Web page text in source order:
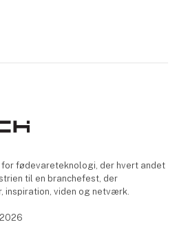
fødevareteknologi, der hvert andet
til en branchefest, der
inspiration, viden og netværk.